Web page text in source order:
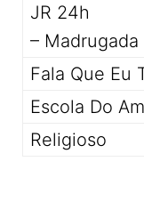
JR 24h
– Madrugada
Fala Que Eu
Escola Do
Religioso